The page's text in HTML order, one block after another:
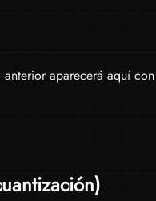
aparecerá aquí con